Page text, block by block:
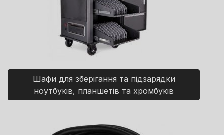
Шафи для зберігання та підзарядки
ноутбуків, планшетів та хромбуків